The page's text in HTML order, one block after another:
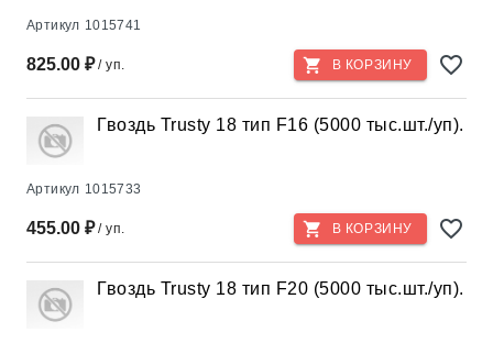
Артикул 1015741
825.00 ₽/ уп. В КОРЗИНУ
Гвоздь Trusty 18 тип F16 (5000 тыс.шт./уп).
Артикул 1015733
455.00 ₽/ уп. В КОРЗИНУ
Гвоздь Trusty 18 тип F20 (5000 тыс.шт./уп).